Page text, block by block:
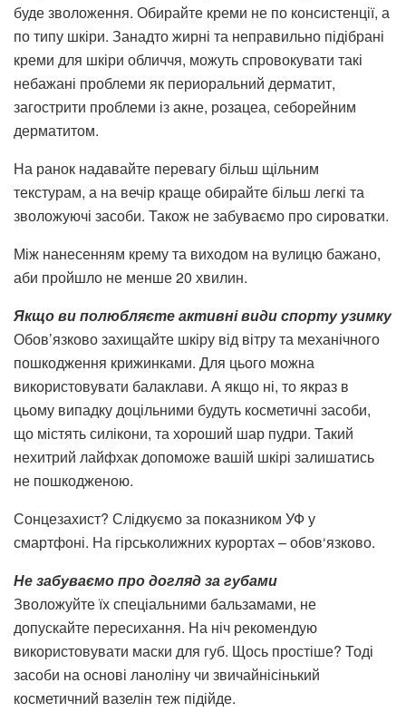
буде зволоження. Обирайте креми не по консистенції, а
по типу шкіри. Занадто жирні та неправильно підібрані
креми для шкіри обличчя, можуть спровокувати такі
небажані проблеми як периоральний дерматит,
загострити проблеми із акне, розацеа, себорейним
дерматитом.
На ранок надавайте перевагу більш щільним
текстурам, а на вечір краще обирайте більш легкі та
зволожуючі засоби. Також не забуваємо про сироватки.
Між нанесенням крему та виходом на вулицю бажано,
аби пройшло не менше 20 хвилин.
Якщо ви полюбляєте активні види спорту узимку
Обов’язково захищайте шкіру від вітру та механічного
пошкодження крижинками. Для цього можна
використовувати балаклави. А якщо ні, то якраз в
цьому випадку доцільними будуть косметичні засоби,
що містять силікони, та хороший шар пудри. Такий
нехитрий лайфхак допоможе вашій шкірі залишатись
не пошкодженою.
Сонцезахист? Слідкуємо за показником УФ у
смартфоні. На гірськолижних курортах – обов‘язково.
Не забуваємо про догляд за губами
Зволожуйте їх спеціальними бальзамами, не
допускайте пересихання. На ніч рекомендую
використовувати маски для губ. Щось простіше? Тоді
засоби на основі ланоліну чи звичайнісінький
косметичний вазелін теж підійде.